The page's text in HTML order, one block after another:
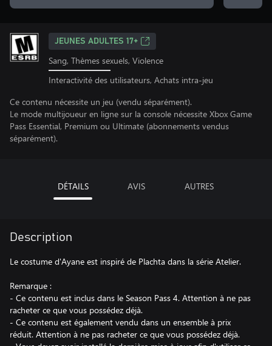
JEUNES ADULTES 17+
Sang, Thèmes sexuels, Violence
Interactivité des utilisateurs, Achats intra-jeu
Ce contenu nécessite un jeu (vendu séparément).
Le mode multijoueur en ligne sur la console nécessite Xbox Game
Pass Essential, Premium ou Ultimate (abonnements vendus
séparément).
DÉTAILS AVIS AUTRES
Description
Le costume d'Ayane est inspiré de Plachta dans la série Atelier.
Remarque :
- Ce contenu est inclus dans le Season Pass 4. Attention à ne pas
racheter ce que vous possédez déjà.
- Ce contenu est également vendu dans un ensemble à prix
réduit. Attention à ne pas racheter ce que vous possédez déjà.